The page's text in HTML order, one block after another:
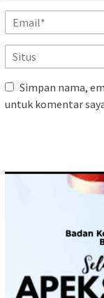
Simpan nama,
untuk komentar